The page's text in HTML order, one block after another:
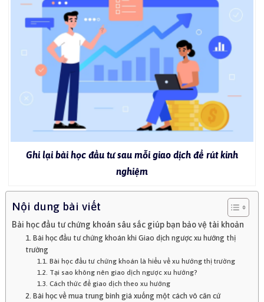
Ghi lại bài học đầu tư sau mỗi giao dịch để rút kinh
nghiệm
Nội dung bài viết
Bài học đầu tư chứng khoán sâu sắc giúp bạn bảo vệ tài khoản
1. Bài học đầu tư chứng khoán khi Giao dịch ngược xu hướng thị
trường
1.1. Bài học đầu tư chứng khoán là hiểu về xu hướng thị trường
1.2. Tại sao không nên giao dịch ngược xu hướng?
1.3. Cách thức để giao dịch theo xu hướng
2. Bài học về mua trung bình giá xuống một cách vô căn cứ